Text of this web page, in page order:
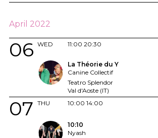
April 2022
WED
06 11:00 20:30
La Théorie du Y
Canine Collectif
Teatro Splendor
Val d'Aoste (IT)
THU
07 10:00 14:00
10:10
Nyash